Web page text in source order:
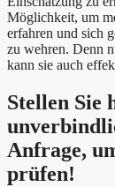
Möglichkeit, um
erfahren und sich
zu wehren. Denn
kann sie auch
Stellen Sie
Anfrage,
prüfen!